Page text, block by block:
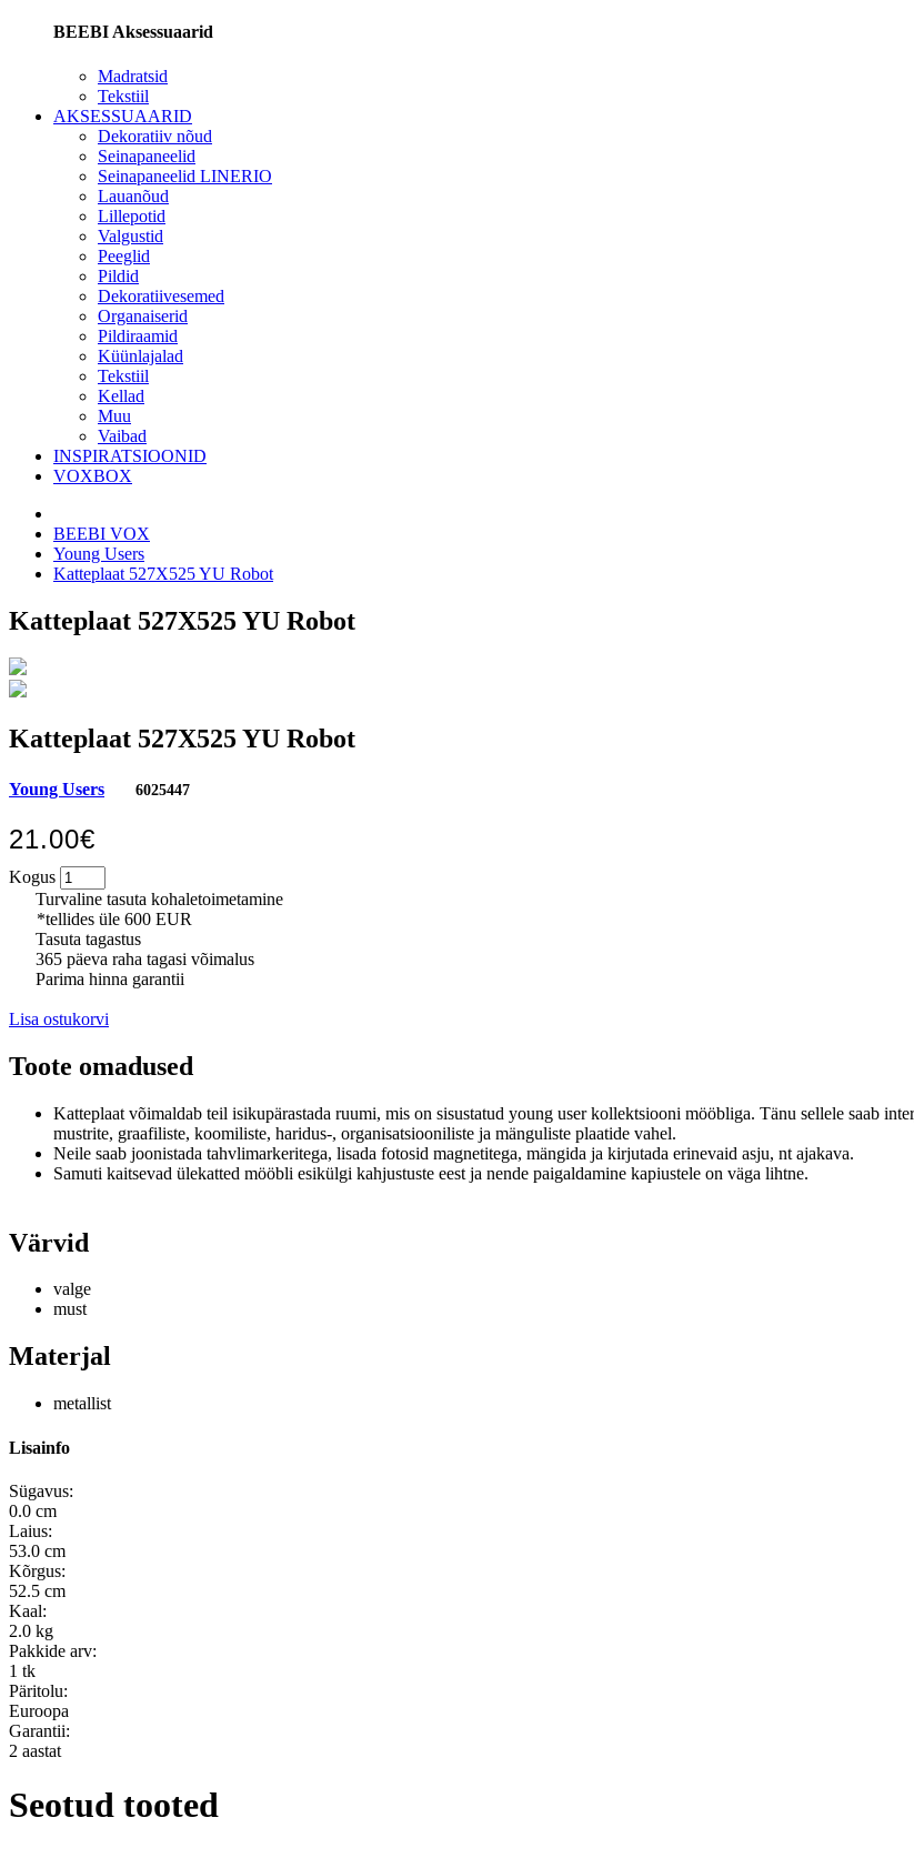
BEEBI Aksessuaarid
Madratsid
Tekstiil
AKSESSUAARID
Dekoratiiv nõud
Seinapaneelid
Seinapaneelid LINERIO
Lauanõud
Lillepotid
Valgustid
Peeglid
Pildid
Dekoratiivesemed
Organaiserid
Pildiraamid
Küünlajalad
Tekstiil
Kellad
Muu
Vaibad
INSPIRATSIOONID
VOXBOX
BEEBI VOX
Young Users
Katteplaat 527X525 YU Robot
Katteplaat 527X525 YU Robot
Katteplaat 527X525 YU Robot
Young Users 6025447
21.00€
Kogus
Turvaline tasuta kohaletoimetamine
*tellides üle 600 EUR
Tasuta tagastus
365 päeva raha tagasi võimalus
Parima hinna garantii
Lisa ostukorvi
Toote omadused
Katteplaat võimaldab teil isikupärastada ruumi, mis on sisustatud young user kollektsiooni mööbliga. Tänu sellele saab
mustrite, graafiliste, koomiliste, haridus-, organisatsiooniliste ja mänguliste plaatide vahel.
Neile saab joonistada tahvlimarkeritega, lisada fotosid magnetitega, mängida ja kirjutada erinevaid asju, nt ajakava.
Samuti kaitsevad ülekatted mööbli esikülgi kahjustuste eest ja nende paigaldamine kapiustele on väga lihtne.
Värvid
valge
must
Materjal
metallist
Lisainfo
Sügavus:
0.0 cm
Laius:
53.0 cm
Kõrgus:
52.5 cm
Kaal:
2.0 kg
Pakkide arv:
1 tk
Päritolu:
Euroopa
Garantii:
2 aastat
Seotud tooted